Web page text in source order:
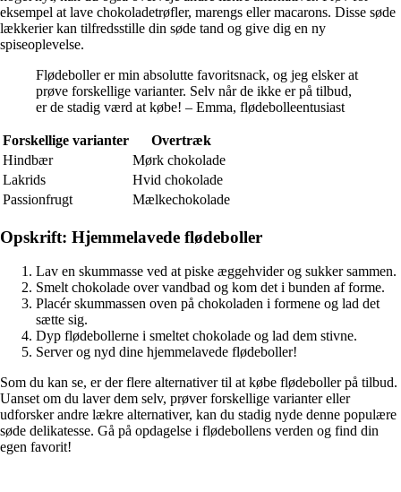
eksempel at lave chokoladetrøfler, marengs eller macarons. Disse søde
lækkerier kan tilfredsstille din søde tand og give dig en ny
spiseoplevelse.
Flødeboller er min absolutte favoritsnack, og jeg elsker at
prøve forskellige varianter. Selv når de ikke er på tilbud,
er de stadig værd at købe! – Emma, flødebolleentusiast
Forskellige varianter
Overtræk
Hindbær
Mørk chokolade
Lakrids
Hvid chokolade
Passionfrugt
Mælkechokolade
Opskrift: Hjemmelavede flødeboller
Lav en skummasse ved at piske æggehvider og sukker sammen.
Smelt chokolade over vandbad og kom det i bunden af forme.
Placér skummassen oven på chokoladen i formene og lad det
sætte sig.
Dyp flødebollerne i smeltet chokolade og lad dem stivne.
Server og nyd dine hjemmelavede flødeboller!
Som du kan se, er der flere alternativer til at købe flødeboller på tilbud.
Uanset om du laver dem selv, prøver forskellige varianter eller
udforsker andre lækre alternativer, kan du stadig nyde denne populære
søde delikatesse. Gå på opdagelse i flødebollens verden og find din
egen favorit!